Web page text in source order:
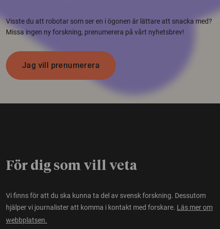
Visste du att robotar som ser en i ögonen är lättare att snacka med?
Missa ingen ny forskning, prenumerera på vårt nyhetsbrev!
Jag vill prenumerera
För dig som vill veta
Vi finns för att du ska kunna ta del av svensk forskning. Dessutom
hjälper vi journalister att komma i kontakt med forskare. Läs mer om
webbplatsen.